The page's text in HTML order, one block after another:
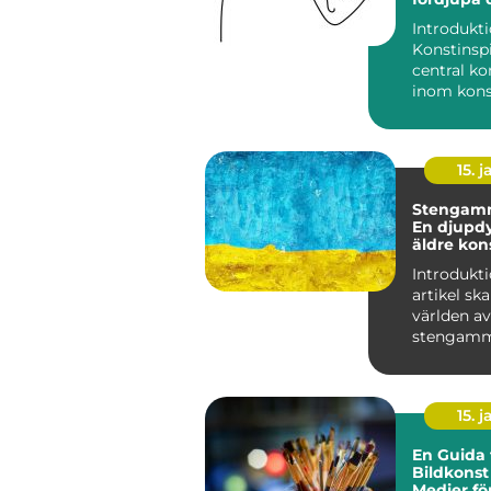
central
inom
15.
En
äldre
artikel
världen av
som ha...
15.
En
Bildkonst